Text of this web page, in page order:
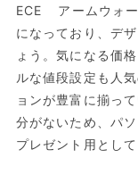
ECE アームウォー
になっており、デ
ょう。気になる
ルな値段設定も人
ョンが豊富に揃っ
分がないため、パ
プレゼント用とし